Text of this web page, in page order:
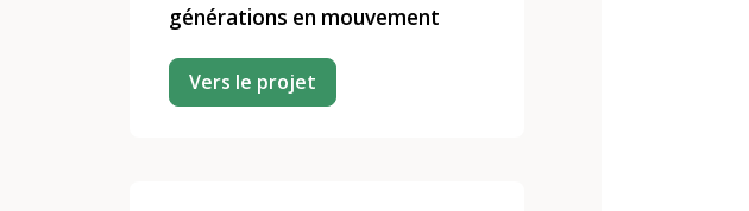
générations en mouvement
Vers le projet